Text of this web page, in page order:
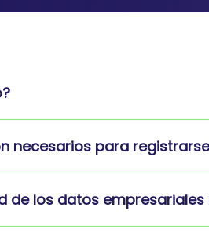
necesarios para
de los datos